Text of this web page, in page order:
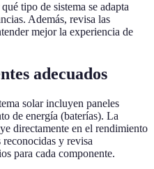
tipo de sistema se adapta
Además, revisa las
mejor la experiencia de
adecuados
solar incluyen paneles
de energía (baterías). La
directamente en el rendimiento
reconocidas y revisa
para cada componente.